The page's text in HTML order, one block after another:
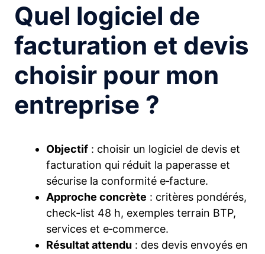
Quel logiciel de
facturation et devis
choisir pour mon
entreprise ?
Objectif : choisir un logiciel de devis et
facturation qui réduit la paperasse et
sécurise la conformité e‑facture.
Approche concrète : critères pondérés,
check-list 48 h, exemples terrain BTP,
services et e‑commerce.
Résultat attendu : des devis envoyés en